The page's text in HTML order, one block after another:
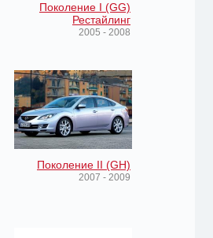
Поколение I (GG)
Рестайлинг
2005 - 2008
Поколение II (GH)
2007 - 2009